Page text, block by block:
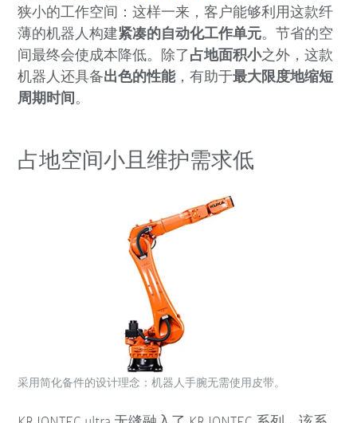
狭小的工作空间：这样一来，客户能够利用这款纤
薄的机器人构建紧凑的自动化工作单元。节省的空
间最终会使成本降低。除了 占地面积小之外，这款
机器人还具备出色的性能，有助于最大限度地缩短
周期时间 。
占地空间小且维护需求低
采用简化备件的设计理念：机器人手腕无需使用皮带。